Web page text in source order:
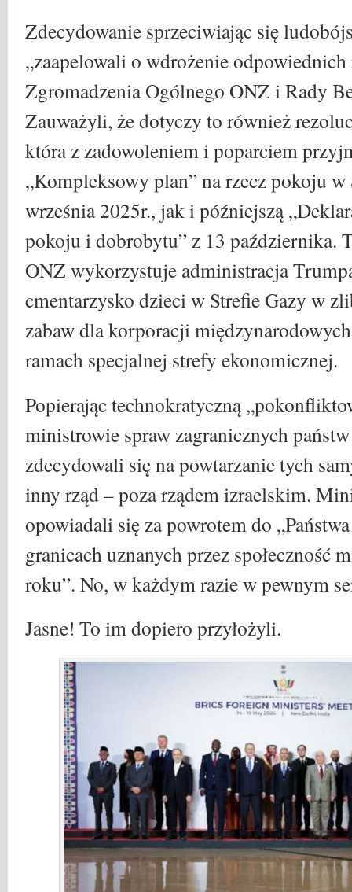
Zdecydowanie sprzeciwiając się
„zaapelowali o wdrożenie
Zgromadzenia Ogólnego ONZ i Rady
Zauważyli, że dotyczy to również
która z zadowoleniem i poparciem
„Kompleksowy plan” na rzecz pokoju w
września 2025r., jak i późniejszą
pokoju i dobrobytu” z 13 października.
ONZ wykorzystuje administracja
cmentarzysko dzieci w Strefie Gazy w
zabaw dla korporacji
ramach specjalnej strefy ekonomicznej.
Popierając technokratyczną
ministrowie spraw zagranicznych
zdecydowali się na powtarzanie tych
inny rząd – poza rządem izraelskim.
opowiadali się za powrotem do
granicach uznanych przez społeczność
roku”. No, w każdym razie w pewnym
Jasne! To im dopiero przyłożyli.